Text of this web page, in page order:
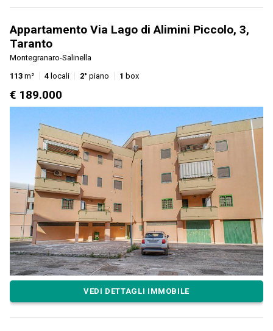
Appartamento Via Lago di Alimini Piccolo, 3,
Taranto
Montegranaro-Salinella
113 m² 4 locali 2° piano 1 box
€ 189.000
VEDI DETTAGLI IMMOBILE